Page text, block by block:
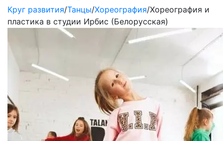
Круг развития/Танцы/Хореография/Хореография и
пластика в студии Ирбис (Белорусская)